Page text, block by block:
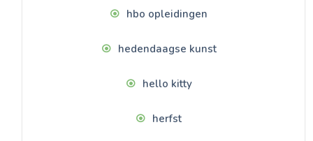
hbo opleidingen
hedendaagse kunst
hello kitty
herfst